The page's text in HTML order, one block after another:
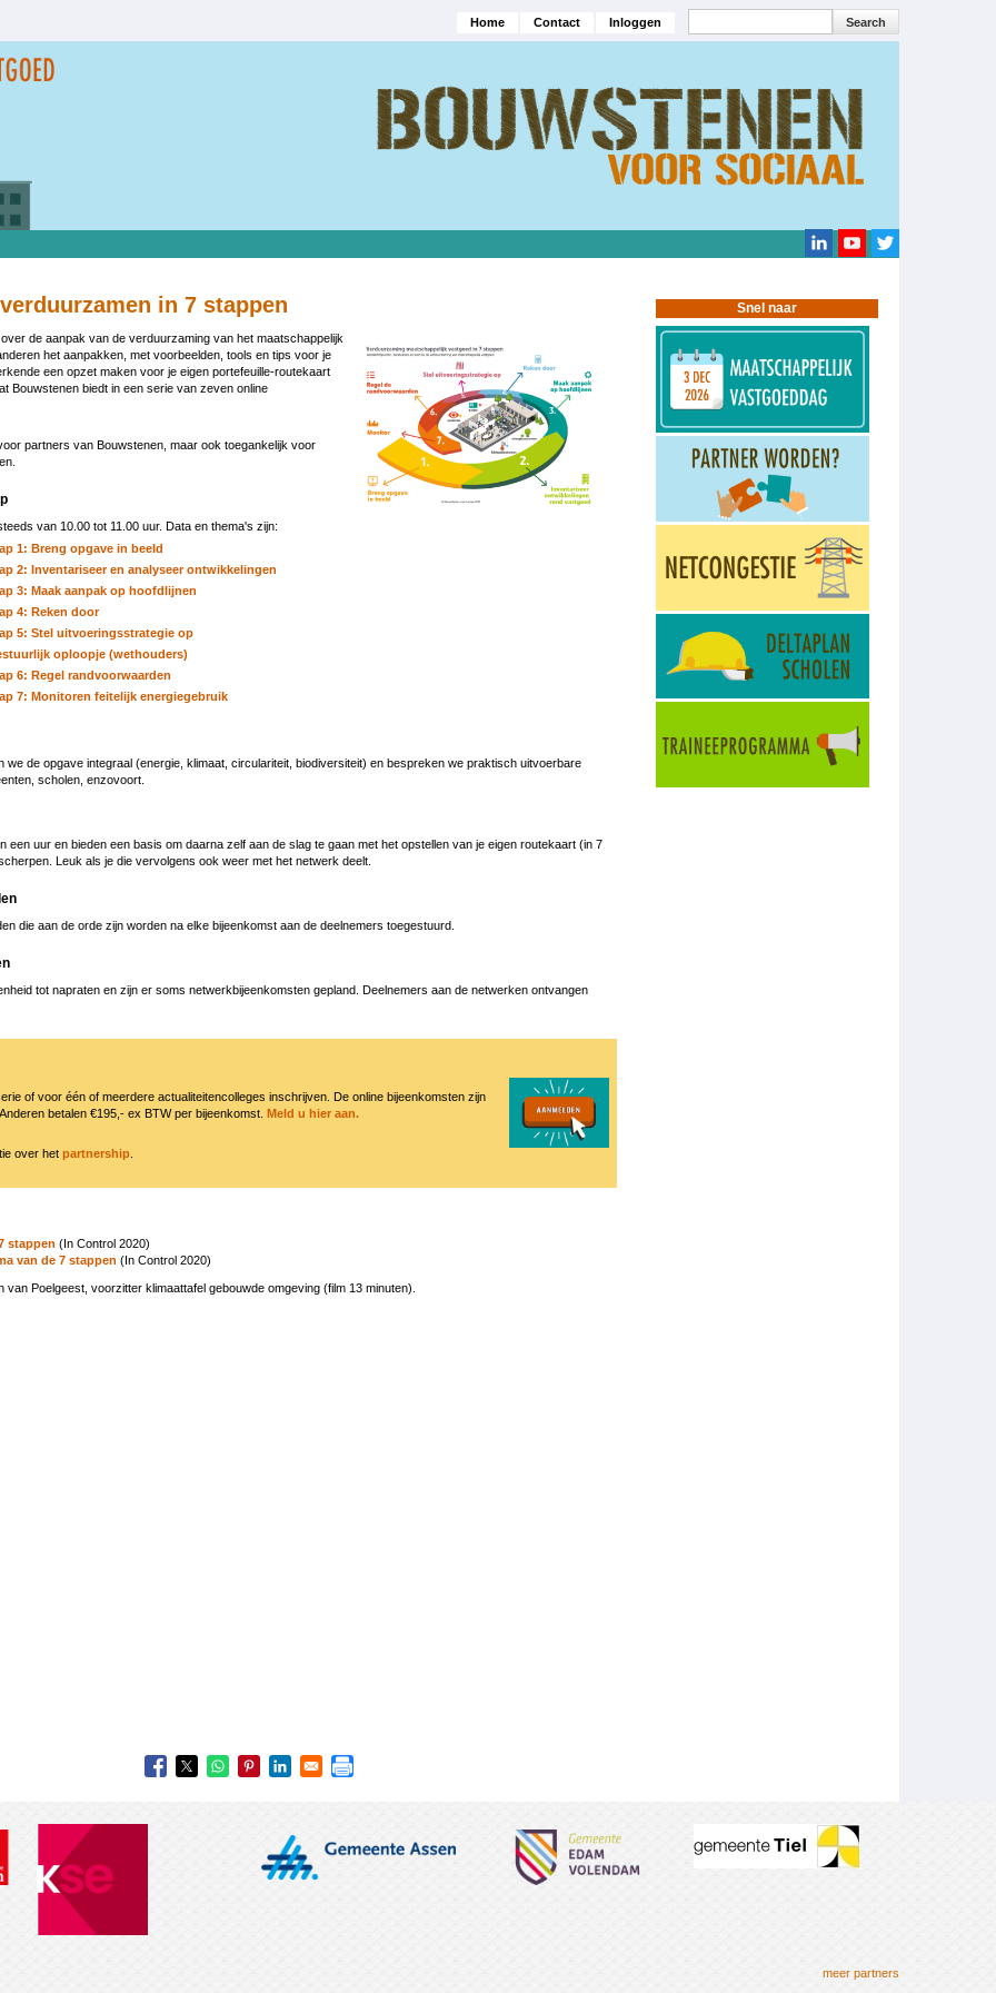
Search
Hoofdnavigatie
Home Contact Inloggen
in 7 stappen
de aanpak van de verduurzaming van het maatschappelijk
het aanpakken, met voorbeelden, tools en tips voor je
een opzet maken voor je eigen portefeuille-routekaart
Bouwstenen biedt in een serie van zeven online
partners van Bouwstenen, maar ook toegankelijk voor
van 10.00 tot 11.00 uur. Data en thema's zijn:
1: Breng opgave in beeld
2: Inventariseer en analyseer ontwikkelingen
3: Maak aanpak op hoofdlijnen
4: Reken door
5: Stel uitvoeringsstrategie op
oploopje (wethouders)
6: Regel randvoorwaarden
7: Monitoren feitelijk energiegebruik
we de opgave integraal (energie, klimaat, circulariteit, biodiversiteit) en bespreken we praktisch uitvoerbare
scholen, enzovoort.
een uur en bieden een basis om daarna zelf aan de slag te gaan met het opstellen van je eigen routekaart (in 7
Leuk als je die vervolgens ook weer met het netwerk deelt.
die aan de orde zijn worden na elke bijeenkomst aan de deelnemers toegestuurd.
tot napraten en zijn er soms netwerkbijeenkomsten gepland. Deelnemers aan de netwerken ontvangen
of voor één of meerdere actualiteitencolleges inschrijven. De online bijeenkomsten zijn
Anderen betalen €195,- ex BTW per bijeenkomst. Meld u hier aan.
over het partnership
stappen (In Control 2020)
van de 7 stappen (In Control 2020)
van Poelgeest, voorzitter klimaattafel gebouwde omgeving (film 13 minuten).
Snel naar
meer partners